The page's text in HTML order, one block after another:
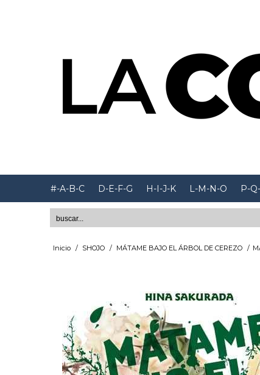
#-A-B-C D-E-F-G H-I-J-K L-M-N-O P-
Inicio / SHOJO / MÁTAME BAJO EL ÁRBOL DE CEREZO /